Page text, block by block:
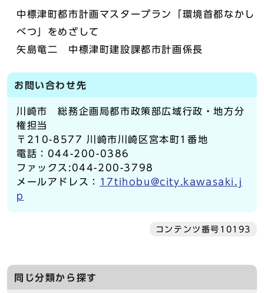
中標津町都市計画マスタープラン「環境首都なかし
べつ」をめざして
矢島竜二 中標津町建設課都市計画係長
お問い合わせ先
川崎市 総務企画局都市政策部広域行政・地方分
権担当
〒210-8577 川崎市川崎区宮本町1番地
電話：044-200-0386
ファックス:044-200-3798
メールアドレス：
17tihobu@city.kawasaki.j
p
コンテンツ番号10193
同じ分類から探す